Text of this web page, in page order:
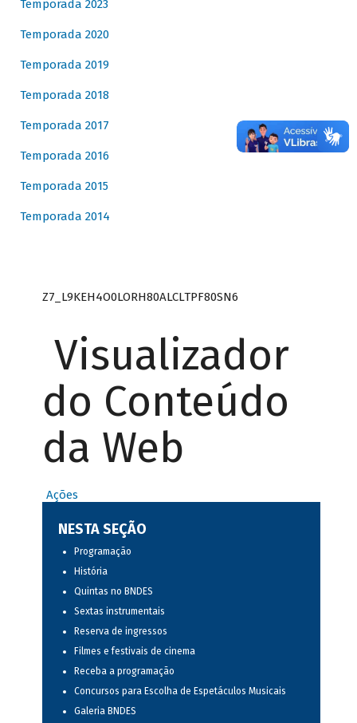
Temporada 2023
Temporada 2020
Temporada 2019
Temporada 2018
Temporada 2017
Temporada 2016
Temporada 2015
Temporada 2014
Z7_L9KEH4O0LORH80ALCLTPF80SN6
Visualizador
do Conteúdo
da Web
Ações
NESTA SEÇÃO
Programação
História
Quintas no BNDES
Sextas instrumentais
Reserva de ingressos
Filmes e festivais de cinema
Receba a programação
Concursos para Escolha de Espetáculos Musicais
Galeria BNDES